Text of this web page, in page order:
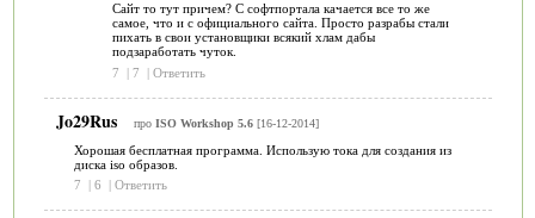
Сайт то тут причем? С софтпортала качается все то же
самое, что и с официального сайта. Просто разрабы стали
пихать в свои установщики всякий хлам дабы
подзаработать чуток.
7
| 7 | Ответить
Jo29Rus про ISO Workshop 5.6[16-12-2014]
Хорошая бесплатная программа. Использую тока для создания из
диска iso образов.
7
| 6 | Ответить